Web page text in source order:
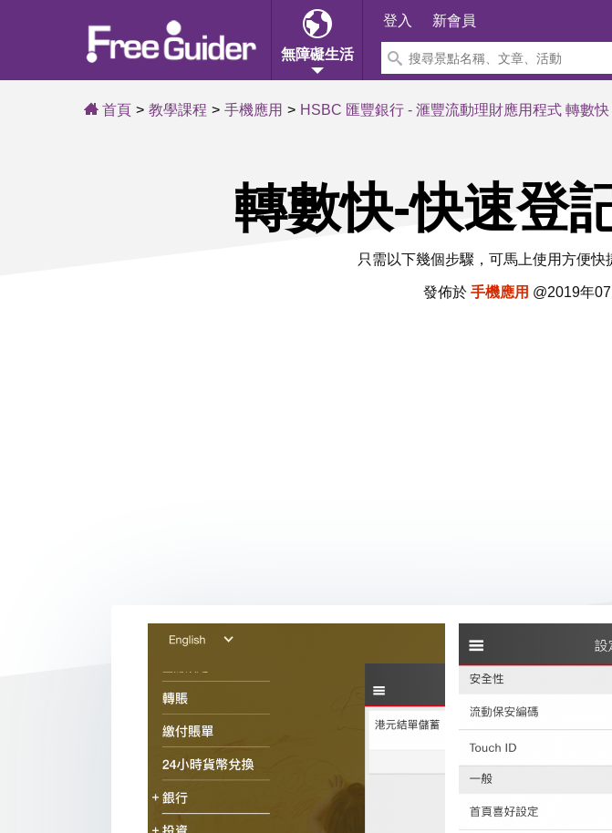
無障礙生活
登入 新會員
首頁 教學課程 手機應用 HSBC 匯豐銀行 - 滙豐流動理財應用程式 轉數快
轉數快-快速登
只需以下幾個步驟，可馬上使用方便快
發佈於 手機應用 @2019年